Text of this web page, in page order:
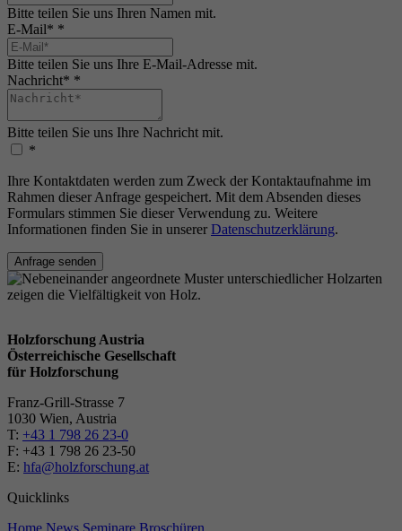
Bitte teilen Sie uns Ihren Namen mit.
E-Mail* *
Bitte teilen Sie uns Ihre E-Mail-Adresse mit.
Nachricht* *
Bitte teilen Sie uns Ihre Nachricht mit.
*
Ihre Kontaktdaten werden zum Zweck der Kontaktaufnahme im
Rahmen dieser Anfrage gespeichert. Mit dem Absenden dieses
Formulars stimmen Sie dieser Verwendung zu. Weitere
Informationen finden Sie in unserer Datenschutzerklärung.
Anfrage senden
Holzforschung Austria
Österreichische Gesellschaft
für Holzforschung
Franz-Grill-Strasse 7
1030 Wien, Austria
T: +43 1 798 26 23-0
​​F: +43 1 798 26 23-50
E: hfa@holzforschung.at
Quicklinks